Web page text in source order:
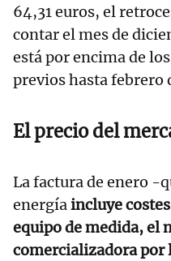
64,31 euros, el
contar el mes de
está por encima de
previos hasta febrero
El precio del
La factura de enero -
energíaincluye
equipo de medida, el
comercializadora por